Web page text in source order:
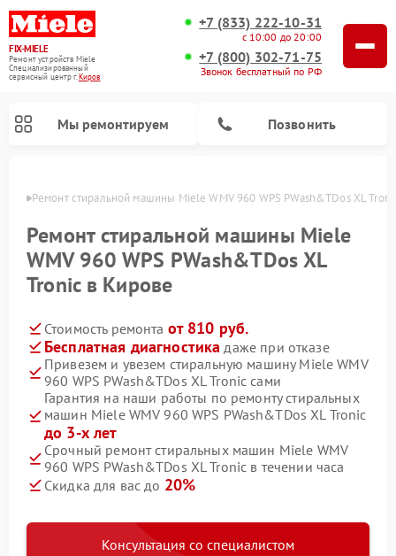
FIX-MIELE
Ремонт устройств Miele
Специализированный
cервисный центр г.Киров
+7 (833) 222-10-31
с 10:00 до 20:00
+7 (800) 302-71-75
Звонок бесплатный по РФ
Мы ремонтируем Позвонить
Ремонт стиральной машины Miele WMV 960 WPS PWash&TDos XL
Ремонт стиральной машины Miele
WMV 960 WPS PWash&TDos XL
Tronic в Кирове
Стоимость ремонта от 810 руб.
Бесплатная диагностика даже при отказе
Привезем и увезем стиральную машину Miele WMV
960 WPS PWash&TDos XL Tronic сами
Гарантия на наши работы по ремонту стиральных
машин Miele WMV 960 WPS PWash&TDos XL Tronic
до 3-х лет
Срочный ремонт стиральных машин Miele WMV
960 WPS PWash&TDos XL Tronic в течении часа
Скидка для вас до 20%
Консультация со специалистом